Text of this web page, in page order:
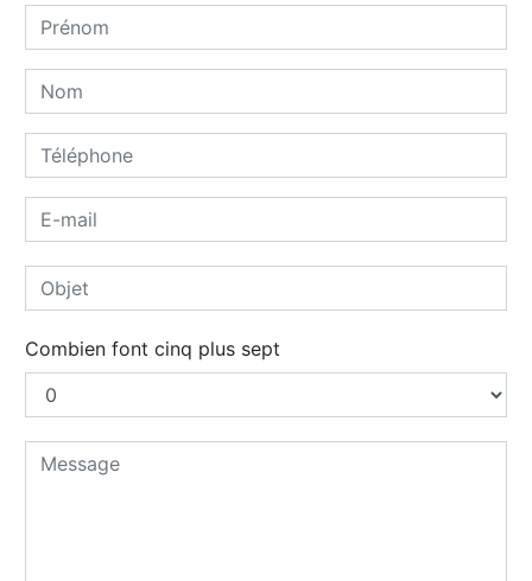
Combien font cinq plus sept